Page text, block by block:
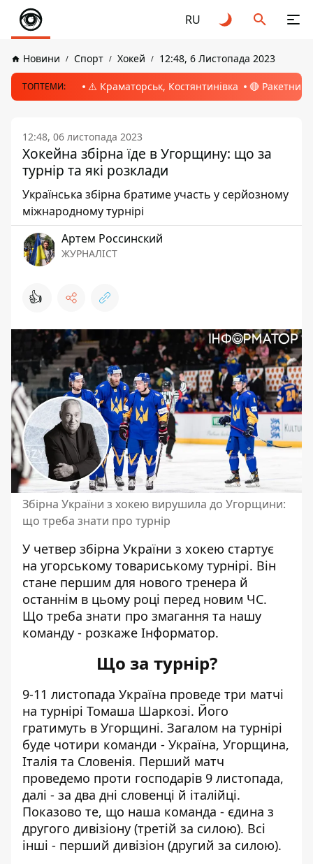
RU
Новини Спорт Хокей 12:48, 6 Листопада 2023
ТОПТЕМИ: ⚠️ Краматорськ, Костянтинівка 🔴 Ракетний
12:48, 06 листопада 2023
Хокейна збірна їде в Угорщину: що за
турнір та які розклади
Українська збірна братиме участь у серйозному
міжнародному турнірі
Артем Россинский
ЖУРНАЛІСТ
👍
Збірна України з хокею вирушила до Угорщини:
що треба знати про турнір
У четвер збірна України з хокею стартує
на угорському товариському турнірі. Він
стане першим для нового тренера й
останнім в цьому році перед новим ЧС.
Що треба знати про змагання та нашу
команду - розкаже Інформатор.
Що за турнір?
9-11 листопада Україна проведе три матчі
на турнірі Томаша Шаркозі. Його
гратимуть в Угорщині. Загалом на турнірі
буде чотири команди - Україна, Угорщина,
Італія та Словенія. Перший матч
проведемо проти господарів 9 листопада,
далі - за два дні словенці й італійці.
Показово те, що наша команда - єдина з
другого дивізіону (третій за силою). Всі
інші - перший дивізіон (другий за силою).